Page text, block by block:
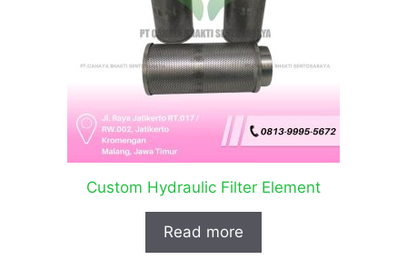
Custom Hydraulic Filter Element
Read more